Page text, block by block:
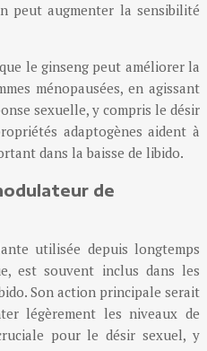
peut augmenter la sensibilité
le ginseng peut améliorer la
ménopausées, en agissant
sexuelle, y compris le désir
adaptogènes aident à
dans la baisse de libido.
de
utilisée depuis longtemps
est souvent inclus dans les
Son action principale serait
légèrement les niveaux de
pour le désir sexuel, y